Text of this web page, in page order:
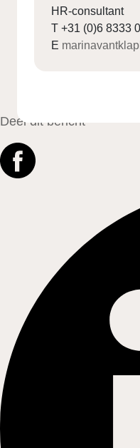
HR-consultant
T +31 (0)6 8333
E
Deel dit bericht